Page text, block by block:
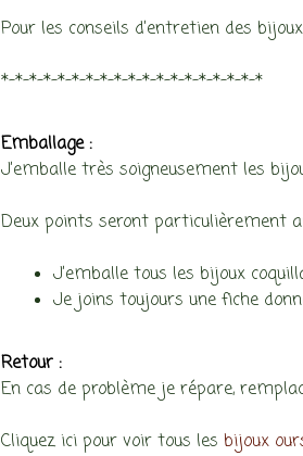
Pour les conseils d’entretien des
*-*-*-*-*-*-*-*-*-*-*-*-*-*-*-*-*-*-*
Emballage :
J’emballe très soigneusement les
Deux points seront particulièrement
J’emballe tous les bijoux
Je joins toujours une fiche
Retour :
En cas de problème je répare,
Cliquez ici pour voir tous les bijoux